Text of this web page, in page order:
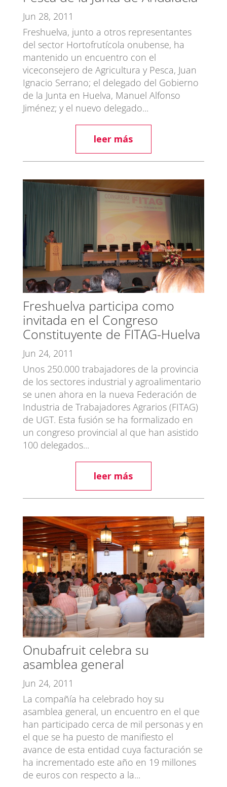
Jun 28, 2011
Freshuelva, junto a otros representantes
del sector Hortofrutícola onubense, ha
mantenido un encuentro con el
viceconsejero de Agricultura y Pesca, Juan
Ignacio Serrano; el delegado del Gobierno
de la Junta en Huelva, Manuel Alfonso
Jiménez; y el nuevo delegado...
leer más
Freshuelva participa como
invitada en el Congreso
Constituyente de FITAG-Huelva
Jun 24, 2011
Unos 250.000 trabajadores de la provincia
de los sectores industrial y agroalimentario
se unen ahora en la nueva Federación de
Industria de Trabajadores Agrarios (FITAG)
de UGT. Esta fusión se ha formalizado en
un congreso provincial al que han asistido
100 delegados...
leer más
Onubafruit celebra su
asamblea general
Jun 24, 2011
La compañía ha celebrado hoy su
asamblea general, un encuentro en el que
han participado cerca de mil personas y en
el que se ha puesto de manifiesto el
avance de esta entidad cuya facturación se
ha incrementado este año en 19 millones
de euros con respecto a la...